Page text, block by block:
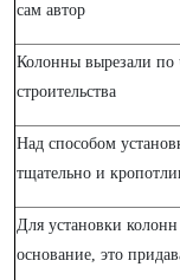
сам автор
Колонны вырезали по
строительства
Над способом
тщательно и
Для установки
основание, это